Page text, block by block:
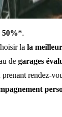
50%*.
la la
de garages
prenant rendez-